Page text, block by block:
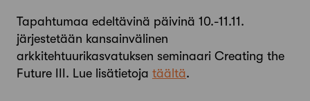
Tapahtumaa edeltävinä päivinä 10.-11.11.
järjestetään kansainvälinen
arkkitehtuurikasvatuksen seminaari Creating the
Future III. Lue lisätietoja täältä.